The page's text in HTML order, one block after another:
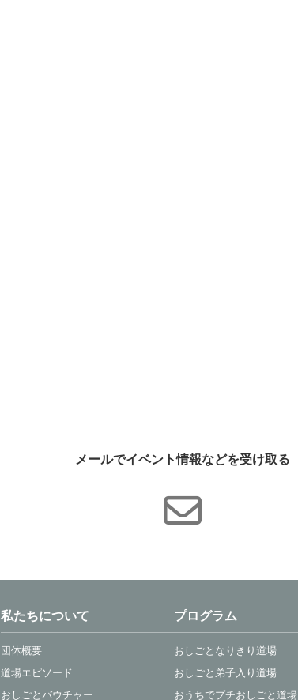
メールでイベント情報などを受け取る
私たちについて
団体概要
道場エピソード
おしごとバウチャー
プログラム
おしごとなりきり道場
おしごと弟子入り道場
おうちでプチおしごと道場